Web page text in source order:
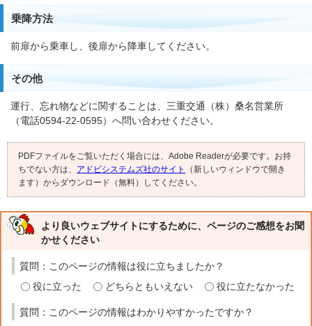
乗降方法
前扉から乗車し、後扉から降車してください。
その他
運行、忘れ物などに関することは、三重交通（株）桑名営業所
（電話0594-22-0595）へ問い合わせください。
PDFファイルをご覧いただく場合には、Adobe Readerが必要です。お持
ちでない方は、 アドビシステムズ社のサイト
（新しいウィンドウで開き
ます）からダウンロード（無料）してください。
より良いウェブサイトにするために、ページのご感想をお聞
かせください
質問：このページの情報は役に立ちましたか？
役に立った
どちらともいえない 役に立たなかった
質問：このページの情報はわかりやすかったですか？